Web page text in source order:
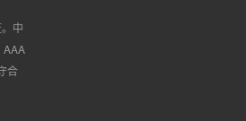
中
AAA
合